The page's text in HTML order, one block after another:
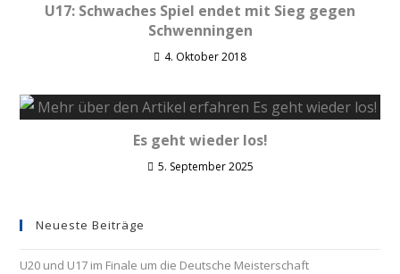
U17: Schwaches Spiel endet mit Sieg gegen
Schwenningen
4. Oktober 2018
Es geht wieder los!
5. September 2025
Neueste Beiträge
U20 und U17 im Finale um die Deutsche Meisterschaft